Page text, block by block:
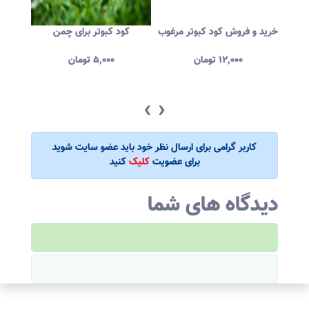
کود کبوتر برای چمن
۵,۰۰۰ تومان
خرید و فروش کود کبوتر مرغوب
۱۲,۰۰۰ تومان
‹ ›
کاربر گرامی برای ارسال نظر خود باید عضو سایت شوید
برای عضویتکلیککنید
دیدگاه های شما